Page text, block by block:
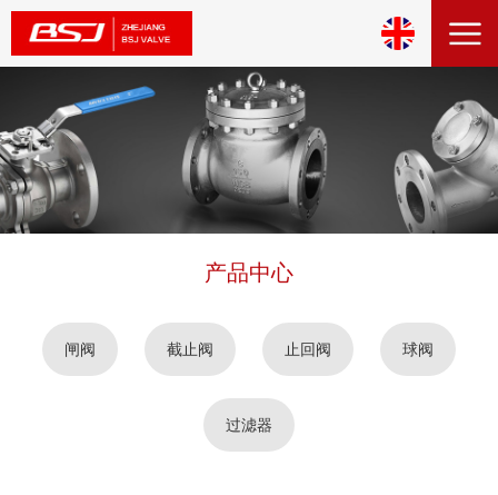
产品中心
闸阀 截止阀 止回阀 球阀
过滤器